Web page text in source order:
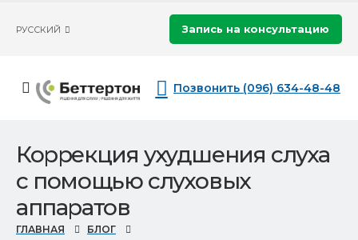
РУССКИЙ Запись на консультацию
Позвонить (096) 634-48-48
Коррекция ухудшения слуха
с помощью слуховых
аппаратов
ГЛАВНАЯ
БЛОГ